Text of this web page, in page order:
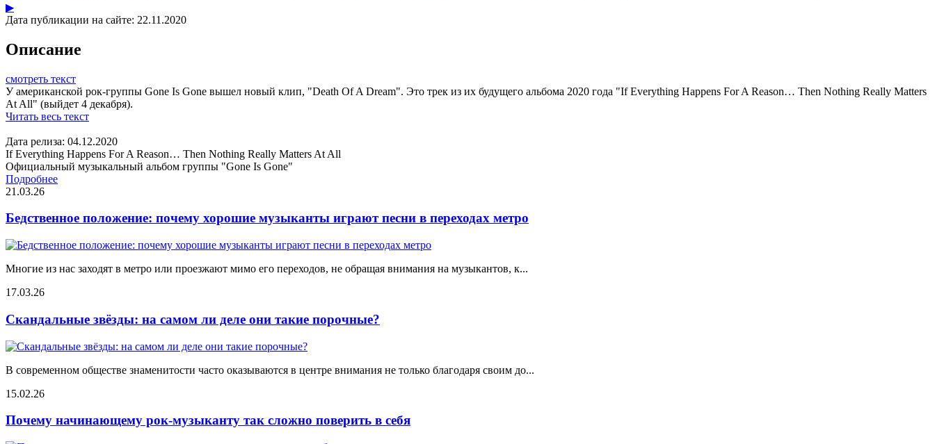
▶
Дата публикации на сайте: 22.11.2020
Описание
смотреть текст
У американской рок-группы Gone Is Gone вышел новый клип, "Death Of A Dream". Это трек из их будущего альбома 2020 года "If Everything Happens For A Reason… Then Nothing Really Matters
At All" (выйдет 4 декабря).
Читать весь текст
Дата релиза: 04.12.2020
If Everything Happens For A Reason… Then Nothing Really Matters At All
Официальный музыкальный альбом группы "Gone Is Gone"
Подробнее
21.03.26
Бедственное положение: почему хорошие музыканты играют песни в переходах метро
Многие из нас заходят в метро или проезжают мимо его переходов, не обращая внимания на музыкантов, к...
17.03.26
Скандальные звёзды: на самом ли деле они такие порочные?
В современном обществе знаменитости часто оказываются в центре внимания не только благодаря своим до...
15.02.26
Почему начинающему рок-музыканту так сложно поверить в себя